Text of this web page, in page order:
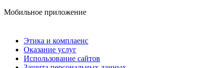
Мобильное приложение
Этика и комплаенс
Оказание услуг
Использование сайтов